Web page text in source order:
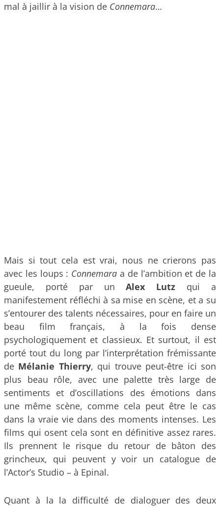
mal à jaillir à la vision de Connemara…
Mais si tout cela est vrai, nous ne crierons pas
avec les loups : Connemara a de l’ambition et de la
gueule, porté par unAlex Lutz qui a
manifestement réfléchi à sa mise en scène, et a su
s’entourer des talents nécessaires, pour en faire un
beau film français, à la fois dense
psychologiquement et classieux. Et surtout, il est
porté tout du long par l’interprétation frémissante
de Mélanie Thierry, qui trouve peut-être ici son
plus beau rôle, avec une palette très large de
sentiments et d’oscillations des émotions dans
une même scène, comme cela peut être le cas
dans la vraie vie dans des moments intenses. Les
films qui osent cela sont en définitive assez rares.
Ils prennent le risque du retour de bâton des
grincheux, qui peuvent y voir un catalogue de
l’Actor’s Studio – à Epinal.
Quant à la la difficulté de dialoguer des deux